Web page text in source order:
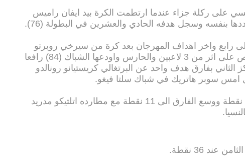
على ركلة جزاء عندما ارتطمت الكرة بيد ايفان راميس
بنفسه وسجل هدفه الحادي والعشرين في البطولة (76).
رابع واخر اهداف المهرجان بعد كرة من سيرخي روبرتو
وانفراد في الجهة اليمنى تخلص على اثر من 3 لاعبين والحارس واودعها الشباك (84) رافعا
في المركز الثاني بفارق هدف واحد عن البرتغالي كريستيانو رونالدو
امس سوبر هاتريك في شباك سلتا فيغو.
ورفع برشلونة رصيده الى 72 نقطة ووسع الفارق الى 11 نقطة مع مطارده اتلتيكو مدريد
36 نقطة.